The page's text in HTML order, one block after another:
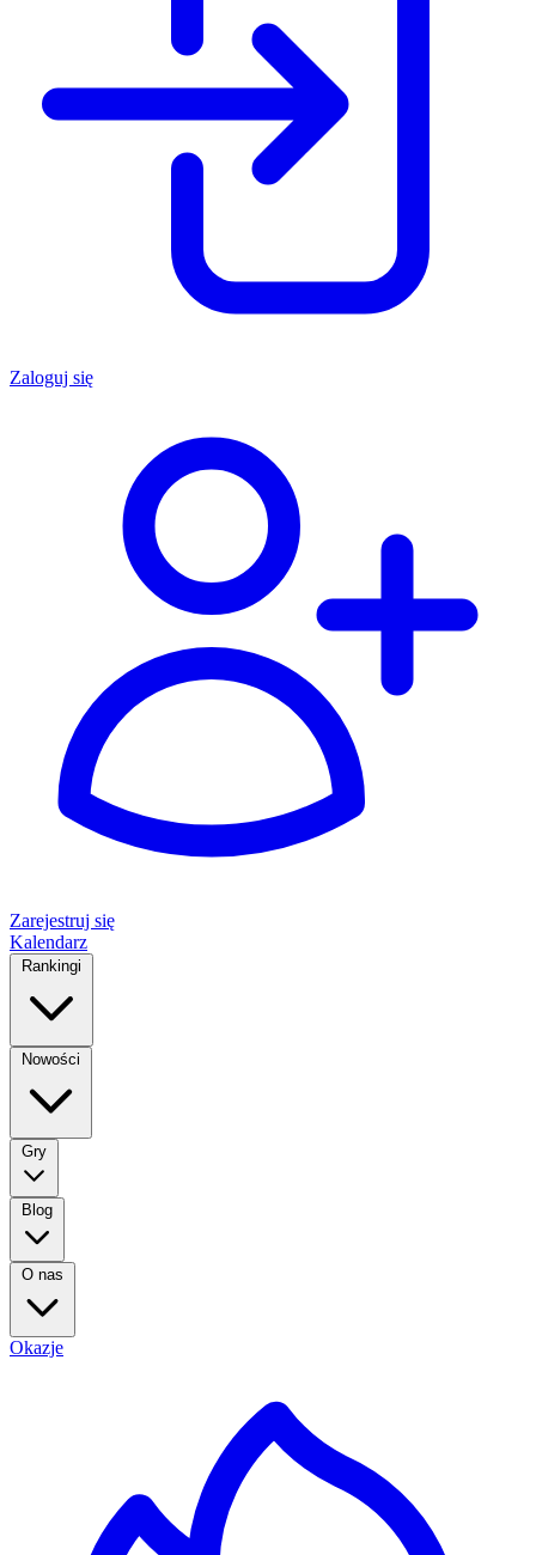
Zaloguj się
Zarejestruj się
Kalendarz
Rankingi
Nowości
Gry
Blog
O nas
Okazje